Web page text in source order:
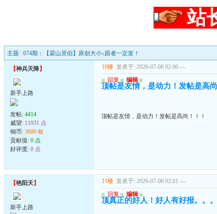
站
主题 : 074期：【梁山灵伯】原创大小↓跟者一定发！
【神兵天降】
新手上路
发帖: 4414
威望: 11931 点
铜币: 3600 枚
贡献值: 0 点
好评度: 0 点
10楼 发表于: 2026-07-08 02:00 ---
u 回复 u 编辑 u
顶帖是友情，是动力！发帖是高
顶帖是友情，是动力！发帖是高尚！！！
【艳阳天】
新手上路
11楼 发表于: 2026-07-08 02:01 ---
u 回复 u 编辑 u
顶真正的好人！好人有好报。。